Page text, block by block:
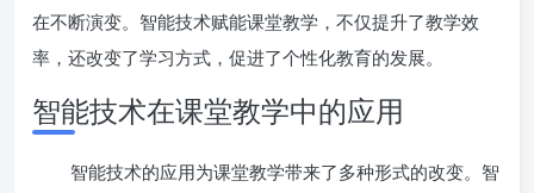
在不断演变。智能技术赋能课堂教学，不仅提升了教学效
率，还改变了学习方式，促进了个性化教育的发展。
智能技术在课堂教学中的应用
智能技术的应用为课堂教学带来了多种形式的改变。智